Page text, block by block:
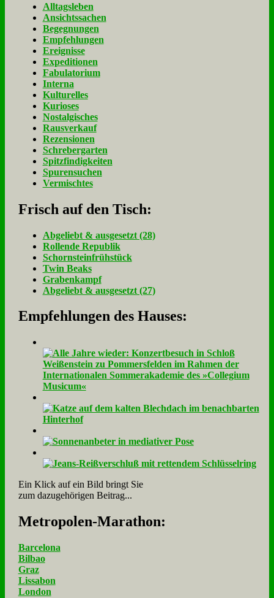
Alltagsleben
Ansichtssachen
Begegnungen
Empfehlungen
Ereignisse
Expeditionen
Fabulatorium
Interna
Kulturelles
Kurioses
Nostalgisches
Rausverkauf
Rezensionen
Schrebergarten
Spitzfindigkeiten
Spurensuchen
Vermischtes
Frisch auf den Tisch:
Ab­ge­liebt & aus­ge­setzt (28)
Rol­len­de Re­pu­blik
Schorn­stein­früh­stück
Twin Beaks
Gra­ben­kampf
Ab­ge­liebt & aus­ge­setzt (27)
Empfehlungen des Hauses:
Ein Klick auf ein Bild bringt Sie
zum dazugehörigen Beitrag...
Me­tro­po­len-Ma­ra­thon:
Barcelona
Bilbao
Graz
Lissabon
London